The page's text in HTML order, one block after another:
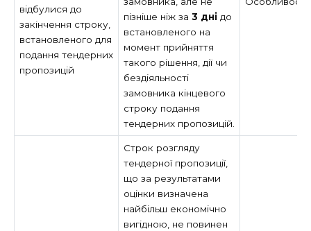
відбулися до
закінчення строку,
встановленого для
подання тендерних
пропозицій
пізніше ніж за 3 днідо
встановленого на
момент прийняття
такого рішення, дії чи
бездіяльності
замовника кінцевого
строку подання
тендерних пропозицій.
Строк розгляду
тендерної пропозиції,
що за результатами
оцінки визначена
найбільш економічно
вигідною, не повинен